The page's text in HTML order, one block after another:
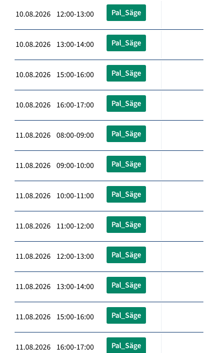
10.08.2026 12:00-13:00 Pal_Säge
10.08.2026 13:00-14:00 Pal_Säge
10.08.2026 15:00-16:00 Pal_Säge
10.08.2026 16:00-17:00 Pal_Säge
11.08.2026 08:00-09:00 Pal_Säge
11.08.2026 09:00-10:00 Pal_Säge
11.08.2026 10:00-11:00 Pal_Säge
11.08.2026 11:00-12:00 Pal_Säge
11.08.2026 12:00-13:00 Pal_Säge
11.08.2026 13:00-14:00 Pal_Säge
11.08.2026 15:00-16:00 Pal_Säge
11.08.2026 16:00-17:00 Pal_Säge